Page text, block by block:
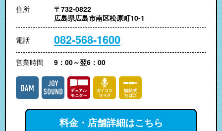
住所
〒732-0822
広島県広島市南区松原町10-1
電話 082-568-1600
営業時間 9：00～翌6：00
料金・店舗詳細はこちら